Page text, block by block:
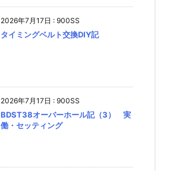
2026年7月17日 : 900SS
タイミングベルト交換DIY記
2026年7月17日 : 900SS
BDST38オーバーホール記（3） 実
働・セッティング